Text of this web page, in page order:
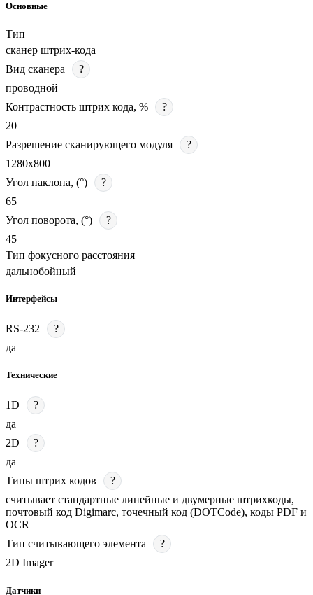
Основные
Тип
сканер штрих-кода
Вид сканера
?
проводной
Контрастность штрих кода, %
?
20
Разрешение сканирующего модуля
?
1280х800
Угол наклона, (°)
?
65
Угол поворота, (°)
?
45
Тип фокусного расстояния
дальнобойный
Интерфейсы
RS-232
?
да
Технические
1D
?
да
2D
?
да
Типы штрих кодов
?
считывает стандартные линейные и двумерные штрихкоды,
почтовый код Digimarc, точечный код (DOTCode), коды PDF и
OCR
Тип считывающего элемента
?
2D Imager
Датчики